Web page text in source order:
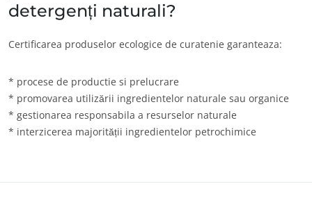
Cariere
Mexic (spaniolă)
Statele Unite ale
Europa
Elveția (germană)
Franța (franceză)
Italia (italiană)
detergenți naturali?
Certificarea produselor ecologice de curatenie garanteaza:
* procese de productie si prelucrare
* promovarea utilizării ingredientelor naturale sau organice
* gestionarea responsabila a resurselor naturale
* interzicerea majorității ingredientelor petrochimice